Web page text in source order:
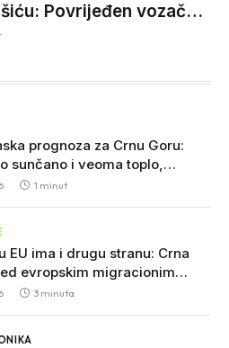
Povrijeđen vozač
u bolnicu
prognoza za Crnu Goru:
sunčano i veoma toplo,
do 39 stepeni
1 minut
EU ima i drugu stranu: Crna
evropskim migracionim
3 minuta